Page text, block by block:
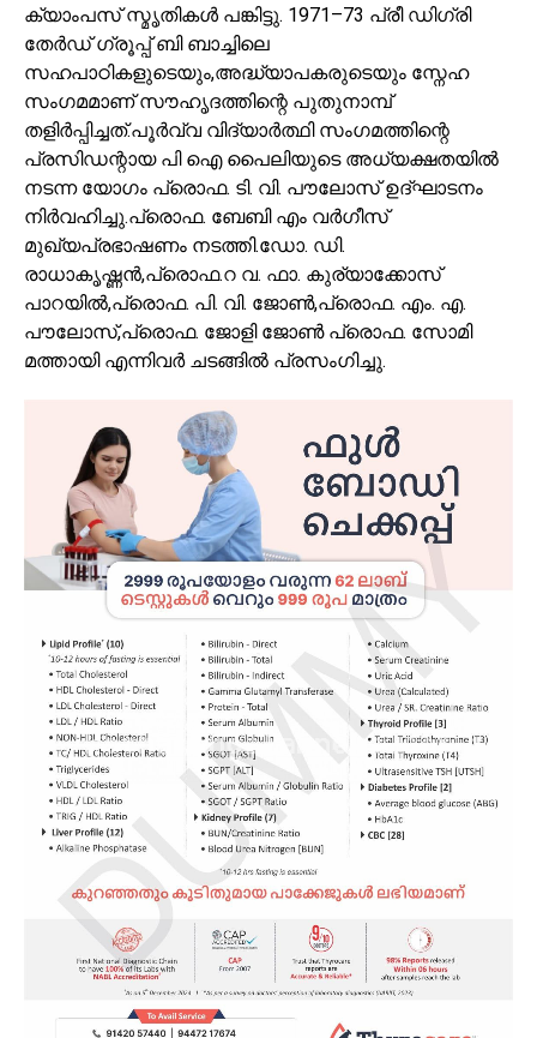
ക്യാംപസ് സ്മൃതികൾ പങ്കിട്ടു. 1971–73 പ്രീ ഡിഗ്രി
തേർഡ് ഗ്രൂപ്പ് ബി ബാച്ചിലെ
സഹപാഠികളുടെയും,അദ്ധ്യാപകരുടെയും സ്നേഹ
സംഗമമാണ് സൗഹൃദത്തിന്റെ പുതുനാമ്പ്
തളിർപ്പിച്ചത്.പൂർവ്വ വിദ്യാർത്ഥി സംഗമത്തിന്റെ
പ്രസിഡന്റായ പി ഐ പൈലിയുടെ അധ്യക്ഷതയിൽ
നടന്ന യോഗം പ്രൊഫ. ടി. വി. പൗലോസ് ഉദ്ഘാടനം
നിർവഹിച്ചു.പ്രൊഫ. ബേബി എം വർഗീസ്
മുഖ്യപ്രഭാഷണം നടത്തി.ഡോ. ഡി.
രാധാകൃഷ്ണൻ,പ്രൊഫ.റ വ. ഫാ. കുര്യാക്കോസ്
പാറയിൽ,പ്രൊഫ. പി. വി. ജോൺ,പ്രൊഫ. എം. എ.
പൗലോസ്,പ്രൊഫ. ജോളി ജോൺ പ്രൊഫ. സോമി
മത്തായി എന്നിവർ ചടങ്ങിൽ പ്രസംഗിച്ചു.